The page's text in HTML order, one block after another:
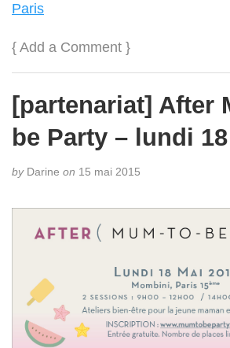
Paris
{ Add a Comment }
[partenariat] After
be Party – lundi
byDarine on 15 mai 2015